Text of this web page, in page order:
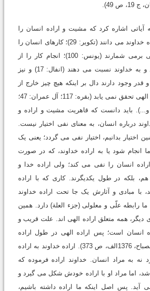
ص 49).
آیاتى اشاره کرد که مشیت و اراده انسان را
محکوم مشیت و اراده خداوند مى دانند (تکویر: 29)؛ کارهاى انسان را
مشروط به اذن الهى برمى شمارند (یونس: 100)؛ انجام کار را از
انسان نفى مى کنند و به خداوند نسبت مى دهند (انفال: 17) و نیز
و قدر وجود دارند دال بر اینکه هیچ چیز خارج از
حوزه هاى قضا و قدر الهى تحقق نمى یابد (بقره: 117؛ آل عمران: 47؛
35؛ غافر: 68 و...). باید دانست که قاهریت مشیت و اراده و
درباره انسان، به معناى نفى اختیار نیست.
اختیار بدانیم، اختیار نفى مى گردد؛ یعنى یک
ما انجام شود یا به اراده خداوند، که در صورت
اراده انسان را نفى مى کند؛ ولى اراده خدا و
بلکه در طول یکدیگرند. کارى که با اراده
با مبادى و آثارش یک جا تحت اراده خداوند
ما رابطه علّى و معلولى (جزء العلة) دارد. همین
دیگر، همه متعلق اراده الهى اند. علت قریب و
انسان است؛ پس اراده الهى در طول اراده
انسان است (ر.ک: مصباح، 1376الف، ص 373). اراده خداوند به اراده
نه به مراد انسان. خداوند اراده فرموده که
اما مراد او با اراده خودش شکل مى گیرد و
آید. پس اصل اینکه ما اراده داشته باشیم،